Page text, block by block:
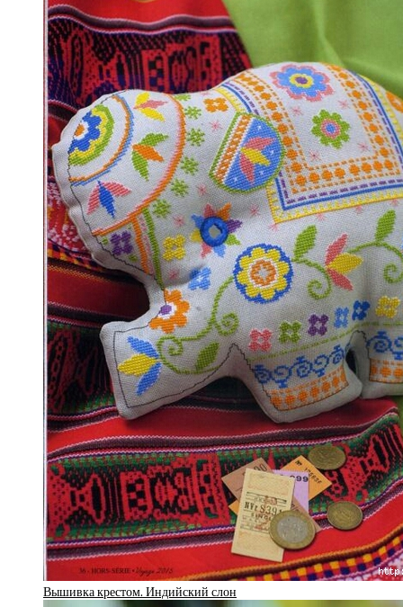
Вышивка крестом. Индийский слон